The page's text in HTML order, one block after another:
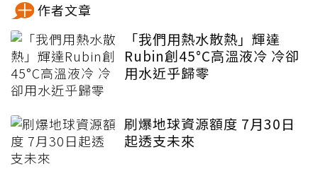
作者文章
「我們用熱水散熱」輝達
Rubin創45°C高溫液冷 冷卻
用水近乎歸零
刷爆地球資源額度 7月30日
起透支未來